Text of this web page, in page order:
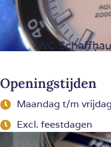
IWC
Openingstijden
Maandag t/m
Excl. feestdagen